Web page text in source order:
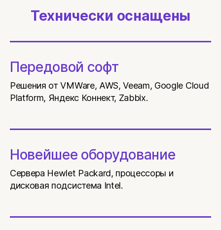
Технически оснащены
Передовой софт
Решения от VMWare, AWS, Veeam, Google Cloud
Platform, Яндекс Коннект, Zabbix.
Новейшее оборудование
Сервера Hewlet Packard, процессоры и
дисковая подсистема Intel.